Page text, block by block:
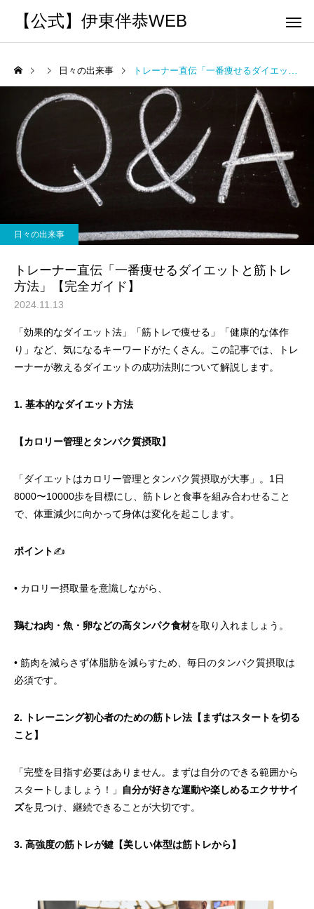
【公式】伊東伴恭WEB
トレーナーとして 個別トレー
出張 講演 セミナー 運動・体操
パーソナルトレーニ
痩せますか？｜元日本王者
で答えます
パーソナルトレーニ
パーソナルトレーナー
び方｜失敗しない7つの
解説
日々の出来事 トレーナー直伝「一番痩せるダイエットと筋トレ方法」【完全ガイド】
日々の出来事
トレーナー直伝「一番痩せるダイエットと筋トレ
方法」【完全ガイド】
2024.11.13
「効果的なダイエット法」「筋トレで痩せる」「健康的な体作
り」など、気になるキーワードがたくさん。この記事では、トレ
ーナーが教えるダイエットの成功法則について解説します。
1. 基本的なダイエット方法
【カロリー管理とタンパク質摂取】
「ダイエットはカロリー管理とタンパク質摂取が大事」。1日
8000〜10000歩を目標にし、筋トレと食事を組み合わせること
で、体重減少に向かって身体は変化を起こします。
ポイント✍️
• カロリー摂取量を意識しながら、
鶏むね肉・魚・卵などの高タンパク食材を取り入れましょう。
• 筋肉を減らさず体脂肪を減らすため、毎日のタンパク質摂取は
必須です。
2. トレーニング初心者のための筋トレ法【まずはスタートを切る
こと】
「完璧を目指す必要はありません。まずは自分のできる範囲から
スタートしましょう！」
自分が好きな運動や楽しめるエクササイ
ズを見つけ、継続できることが大切です。
3. 高強度の筋トレが鍵【美しい体型は筋トレから】